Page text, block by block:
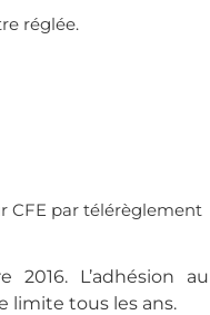
réglée.
CFE par télérèglement
2016. L’adhésion au
limite tous les ans.